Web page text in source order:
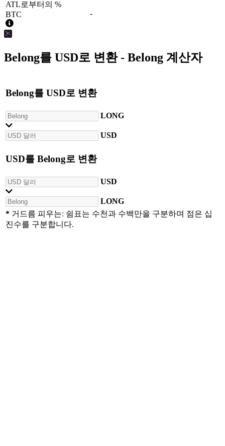
ATL로부터의 %
BTC
-
Belong를 USD로 변환 - Belong 계산자
Belong를 USD로 변환
LONG
USD
USD를 Belong로 변환
USD
LONG
* 거드름 피우는: 쉼표는 수천과 수백만을 구분하며 점은 십
진수를 구분합니다.